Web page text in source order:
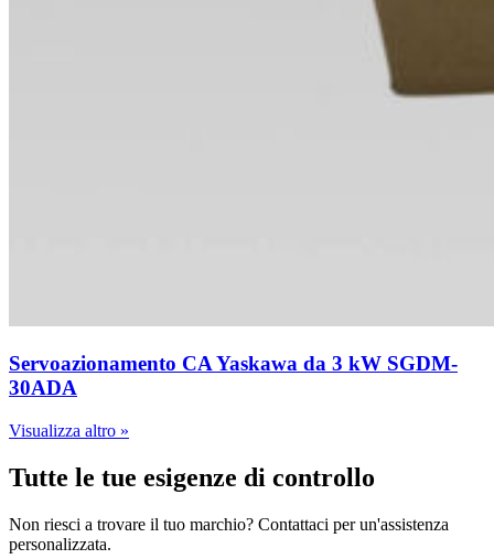
Servoazionamento CA Yaskawa da 3 kW SGDM-
30ADA
Visualizza altro »
Tutte le tue esigenze di controllo
Non riesci a trovare il tuo marchio? Contattaci per un'assistenza
personalizzata.